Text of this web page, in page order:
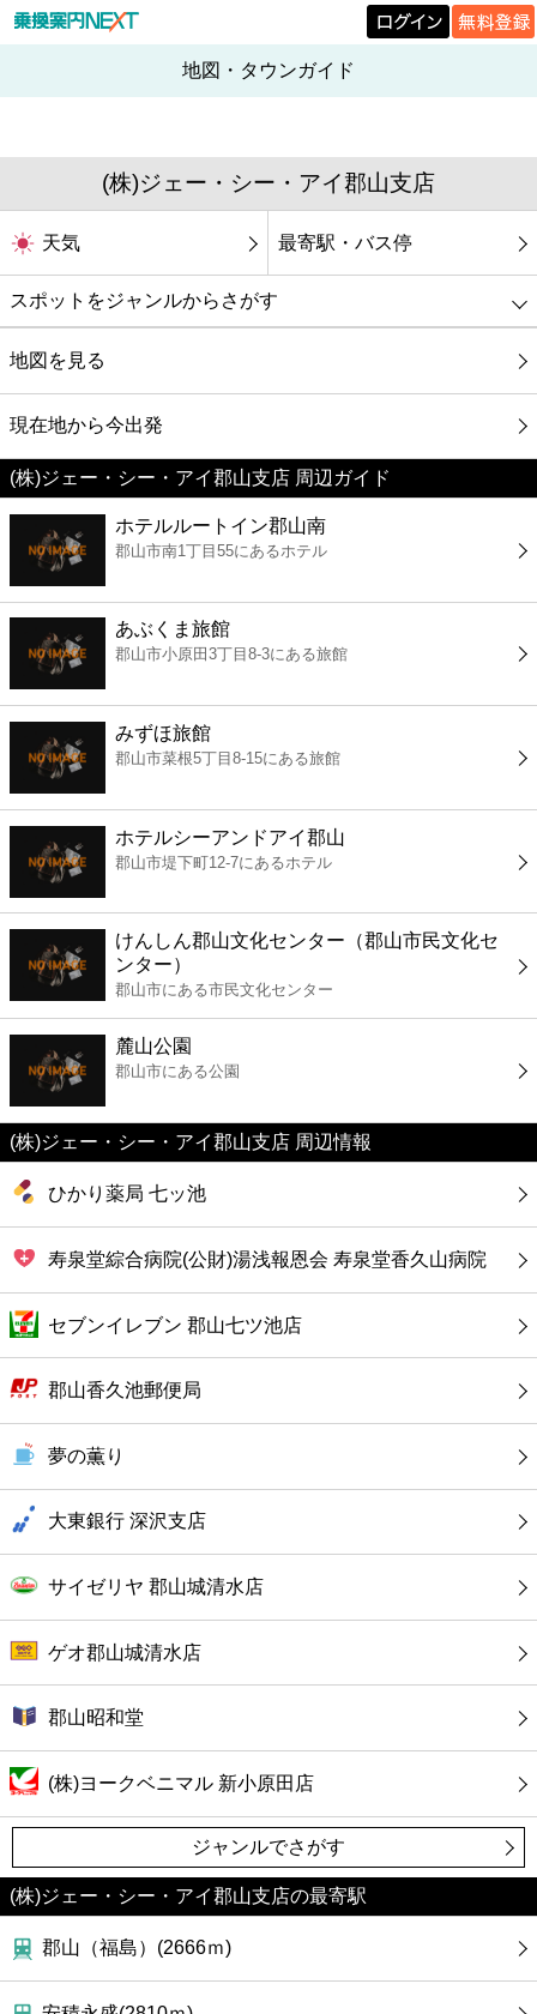
地図・タウンガイド
(株)ジェー・シー・アイ郡山支店
天気 最寄駅・バス停
スポットをジャンルからさがす
グルメ
映画
美容
コンビニ
薬局
スーパー
エンタメ
レジャー
書店
ファミレス
ファーストフード
カフェ
ショッピング
銀行
公共
病院
ホテル
地図を見る
現在地から今出発
(株)ジェー・シー・アイ郡山支店 周辺ガイド
ホテルルートイン郡山南
郡山市南1丁目55にあるホテル
あぶくま旅館
郡山市小原田3丁目8-3にある旅館
みずほ旅館
郡山市菜根5丁目8-15にある旅館
ホテルシーアンドアイ郡山
郡山市堤下町12-7にあるホテル
けんしん郡山文化センター（郡山市民文化セ
ンター）
郡山市にある市民文化センター
麓山公園
郡山市にある公園
(株)ジェー・シー・アイ郡山支店 周辺情報
ひかり薬局 七ッ池
寿泉堂綜合病院(公財)湯浅報恩会 寿泉堂香久山病院
セブンイレブン 郡山七ツ池店
郡山香久池郵便局
夢の薫り
大東銀行 深沢支店
サイゼリヤ 郡山城清水店
ゲオ郡山城清水店
郡山昭和堂
(株)ヨークベニマル 新小原田店
ジャンルでさがす
(株)ジェー・シー・アイ郡山支店の最寄駅
郡山（福島）(2666ｍ)